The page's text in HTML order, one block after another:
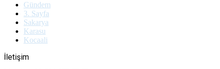
Gündem
3. Sayfa
Sakarya
Karasu
Kocaali
İletişim